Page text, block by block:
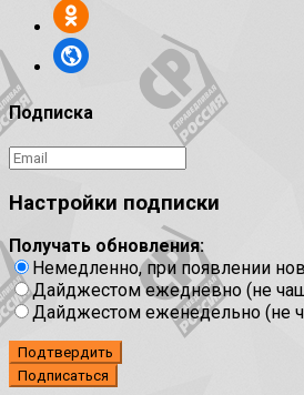
Подписка
Настройки подписки
Получать обновления:
Немедленно, при появлении
Дайджестом ежедневно (не
Дайджестом еженедельно (не
Подтвердить